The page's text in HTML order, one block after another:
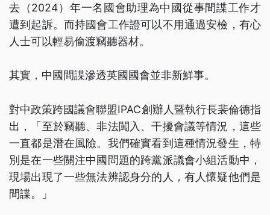
去（2024）年一名國會助理為中國從事間諜工作才
遭到起訴。而持國會工作證可以不用通過安檢，有心
人士可以輕易偷渡竊聽器材。
其實，中國間諜滲透英國國會並非新鮮事。
對中政策跨國議會聯盟IPAC創辦人暨執行長裴倫德指
出，「至於竊聽、非法闖入、干擾會議等情況，這些
一直都是潛在風險。我們確實看到這種情況發生，特
別是在一些關注中國問題的跨黨派議會小組活動中，
現場出現了一些無法辨認身分的人，有人懷疑他們是
間諜。」